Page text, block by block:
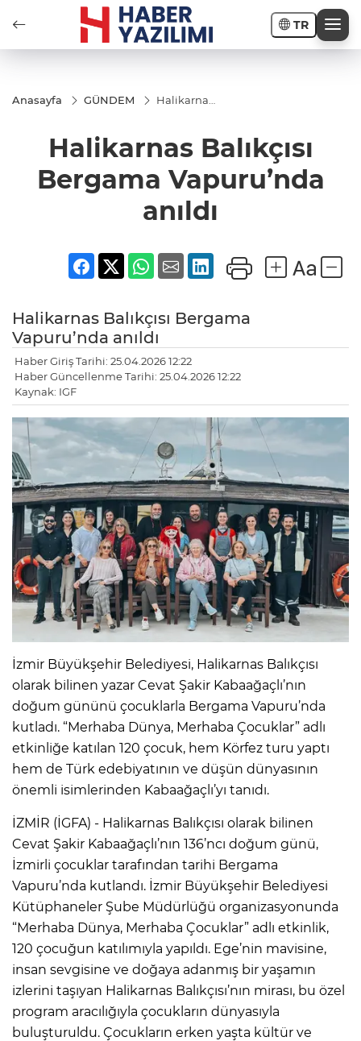
TR
Anasayfa GÜNDEM
Halikarnas
Vapuru’nda
anıldı
Halikarnas Balıkçısı
Bergama Vapuru’nda
anıldı
Halikarnas Balıkçısı Bergama
Vapuru’nda anıldı
Haber Giriş Tarihi: 25.04.2026 12:22
Haber Güncellenme Tarihi: 25.04.2026 12:22
Kaynak: IGF
İzmir Büyükşehir Belediyesi, Halikarnas Balıkçısı
olarak bilinen yazar Cevat Şakir Kabaağaçlı’nın
doğum gününü çocuklarla Bergama Vapuru’nda
kutladı. “Merhaba Dünya, Merhaba Çocuklar” adlı
etkinliğe katılan 120 çocuk, hem Körfez turu yaptı
hem de Türk edebiyatının ve düşün dünyasının
önemli isimlerinden Kabaağaçlı’yı tanıdı.
İZMİR (İGFA) - Halikarnas Balıkçısı olarak bilinen
Cevat Şakir Kabaağaçlı’nın 136’ncı doğum günü,
İzmirli çocuklar tarafından tarihi Bergama
Vapuru’nda kutlandı. İzmir Büyükşehir Belediyesi
Kütüphaneler Şube Müdürlüğü organizasyonunda
“Merhaba Dünya, Merhaba Çocuklar” adlı etkinlik,
120 çocuğun katılımıyla yapıldı. Ege’nin mavisine,
insan sevgisine ve doğaya adanmış bir yaşamın
izlerini taşıyan Halikarnas Balıkçısı’nın mirası, bu özel
program aracılığıyla çocukların dünyasıyla
buluşturuldu. Çocukların erken yaşta kültür ve